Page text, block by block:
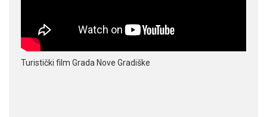
Turistički film Grada Nove Gradiške